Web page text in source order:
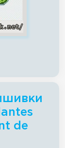
de